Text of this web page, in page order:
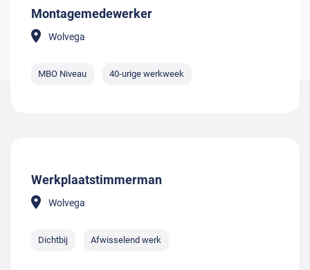
Montagemedewerker
Wolvega
MBO Niveau 40-urige werkweek
Werkplaatstimmerman
Wolvega
Dichtbij Afwisselend werk